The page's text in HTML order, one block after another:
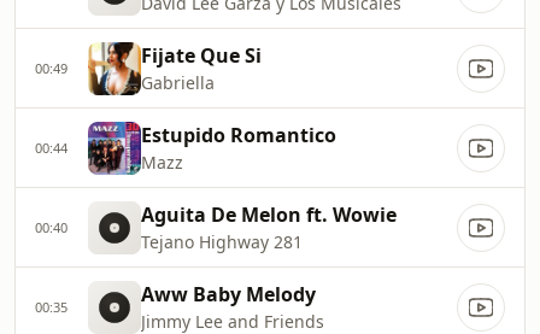
00:49 Fijate Que Si
Gabriella
00:44 Estupido Romantico
Mazz
00:40 Aguita De Melon ft. Wowie
Tejano Highway 281
00:35 Aww Baby Melody
Jimmy Lee and Friends